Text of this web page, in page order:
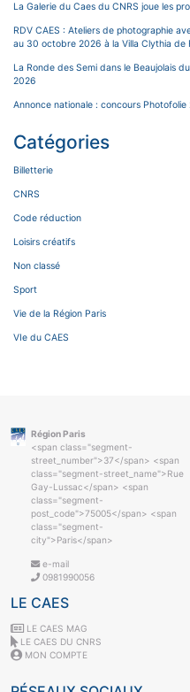
La Galerie du Caes du CNRS joue les
RDV CAES : Ateliers de photographie
au 30 octobre 2026 à la Villa Clythia de
La Ronde des Semi dans le Beaujolais
2026
Annonce nationale : concours Photofolie
Catégories
Billetterie
CNRS
Code réduction
Loisirs créatifs
Non classé
Sport
Vie de la Région Paris
VIe du CAES
Région Paris
<span class="segment-
street_number">37</span> <span
class="segment-street_name">Rue
Gay-Lussac</span> <span
class="segment-
post_code">75005</span> <span
class="segment-
city">Paris</span>
e-mail
0981990056
LE CAES
LE CAES MAG
LE CAES DU CNRS
MON COMPTE